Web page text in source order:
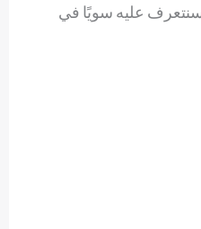
عليه سويًا في